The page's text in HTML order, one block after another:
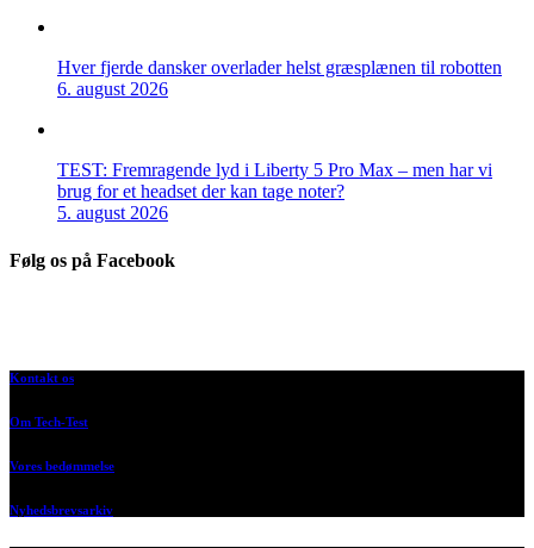
Hver fjerde dansker overlader helst græsplænen til robotten
6. august 2026
TEST: Fremragende lyd i Liberty 5 Pro Max – men har vi
brug for et headset der kan tage noter?
5. august 2026
Følg os på Facebook
Kontakt os
Om Tech-Test
Vores bedømmelse
Nyhedsbrevsarkiv